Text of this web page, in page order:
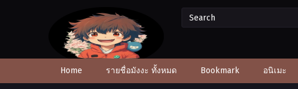
Home รายชื่อมังงะ ทั้งหมด Bookmark อนิเมะ